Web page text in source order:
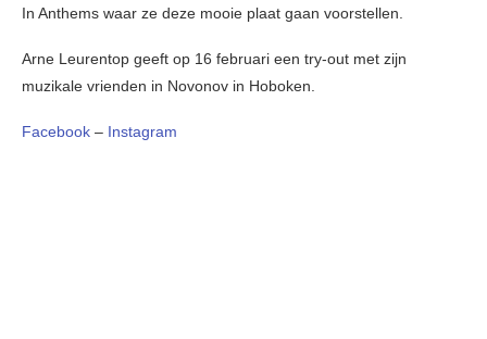
In Anthems waar ze deze mooie plaat gaan voorstellen.
Arne Leurentop geeft op 16 februari een try-out met zijn
muzikale vrienden in Novonov in Hoboken.
Facebook – Instagram